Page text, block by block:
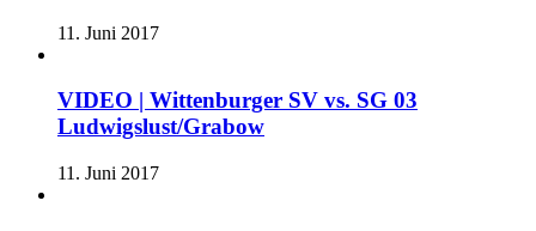
11. Juni 2017
VIDEO | Wittenburger SV vs. SG 03
Ludwigslust/Grabow
11. Juni 2017